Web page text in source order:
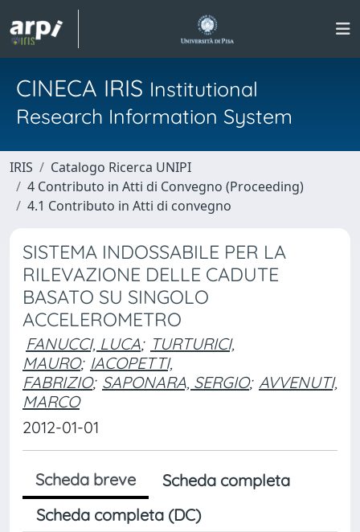
CINECA IRIS Institutional
Research Information System
IRIS
Catalogo Ricerca UNIPI
4 Contributo in Atti di Convegno (Proceeding)
4.1 Contributo in Atti di convegno
SISTEMA INDOSSABILE PER LA
RILEVAZIONE DELLE CADUTE
BASATO SU SINGOLO
ACCELEROMETRO
FANUCCI, LUCA; TURTURICI,
MAURO; IACOPETTI,
FABRIZIO; SAPONARA, SERGIO; AVVENUTI,
MARCO
2012-01-01
Scheda breve
Scheda completa
Scheda completa (DC)